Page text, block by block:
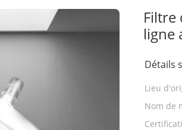
Filtre
ligne
Détails
Lieu
Nom de